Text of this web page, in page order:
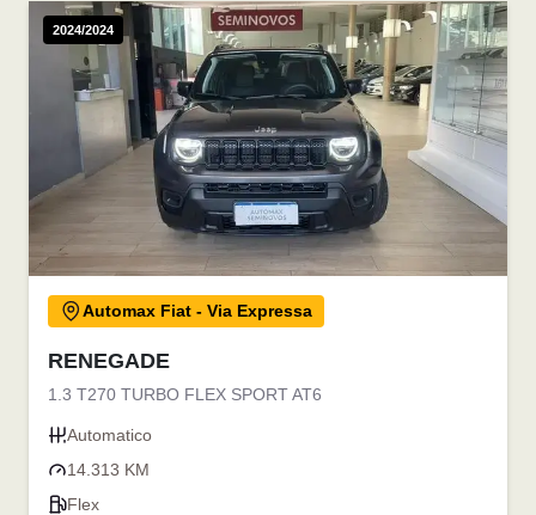
2024/2024
Automax Fiat - Via Expressa
RENEGADE
1.3 T270 TURBO FLEX SPORT AT6
Automatico
14.313 KM
Flex